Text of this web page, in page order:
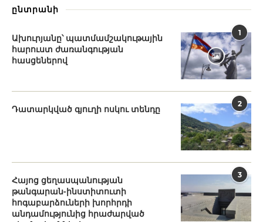
ընտրանի
1
Ախուրյանը՝ պատմամշակութային
հարուստ ժառանգության
հասցեներով
2
Դատարկված գյուղի ոսկու տենդը
3
Հայոց ցեղասպանության
թանգարան-ինստիտուտի
հոգաբարձուների խորհրդի
անդամությունից հրաժարված